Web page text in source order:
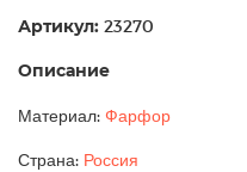
Артикул: 23270
Описание
Материал: Фарфор
Страна: Россия